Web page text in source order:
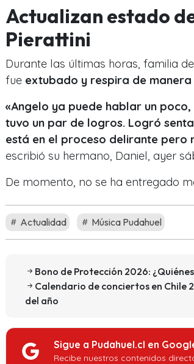
Actualizan estado
Pierattini
Durante las últimas horas, familia
fue extubado y respira de manera
«Angelo ya puede hablar un
tuvo un par de logros. Logró
está en el proceso delirante pero
escribió su hermano, Daniel, ayer
De momento, no se ha entregado
Actualidad Música Pudahuel
Bono de Protección 2026:
Calendario de conciertos en Chile
del año
Sigue a Pudahuel.cl en
Recibe nuestros contenidos